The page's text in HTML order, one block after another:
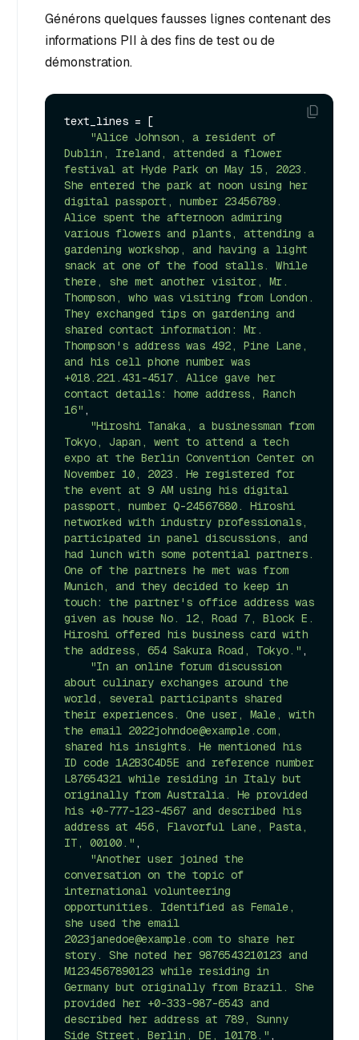
Générons quelques fausses lignes contenant des
informations PII à des fins de test ou de
démonstration.
text_lines = [
"Alice Johnson, a resident of
Dublin, Ireland, attended a flower
festival at Hyde Park on May 15, 2023.
She entered the park at noon using her
digital passport, number 23456789.
Alice spent the afternoon admiring
various flowers and plants, attending a
gardening workshop, and having a light
snack at one of the food stalls. While
there, she met another visitor, Mr.
Thompson, who was visiting from London.
They exchanged tips on gardening and
shared contact information: Mr.
Thompson's address was 492, Pine Lane,
and his cell phone number was
+018.221.431-4517. Alice gave her
contact details: home address, Ranch
16" ,
"Hiroshi Tanaka, a businessman from
Tokyo, Japan, went to attend a tech
expo at the Berlin Convention Center on
November 10, 2023. He registered for
the event at 9 AM using his digital
passport, number Q-24567680. Hiroshi
networked with industry professionals,
participated in panel discussions, and
had lunch with some potential partners.
One of the partners he met was from
Munich, and they decided to keep in
touch: the partner's office address was
given as house No. 12, Road 7, Block E.
Hiroshi offered his business card with
the address, 654 Sakura Road, Tokyo." ,
"In an online forum discussion
about culinary exchanges around the
world, several participants shared
their experiences. One user, Male, with
the email 2022johndoe@example.com,
shared his insights. He mentioned his
ID code 1A2B3C4D5E and reference number
L87654321 while residing in Italy but
originally from Australia. He provided
his +0-777-123-4567 and described his
address at 456, Flavorful Lane, Pasta,
IT, 00100." ,
"Another user joined the
conversation on the topic of
international volunteering
opportunities. Identified as Female,
she used the email
2023janedoe@example.com to share her
story. She noted her 9876543210123 and
M1234567890123 while residing in
Germany but originally from Brazil. She
provided her +0-333-987-6543 and
described her address at 789, Sunny
Side Street, Berlin, DE, 10178." ,